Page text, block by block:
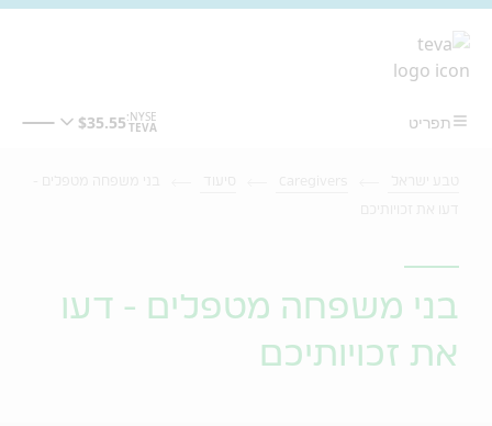
בני משפחה מטפלים - דעו
את זכויותיכם